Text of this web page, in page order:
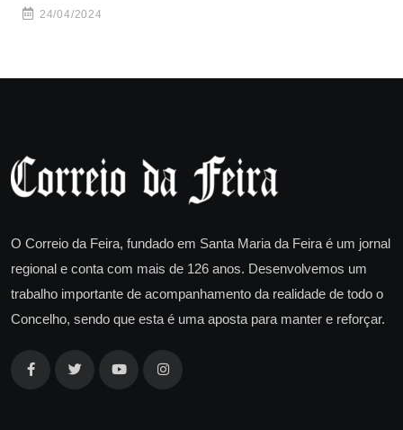
24/04/2024
O Correio da Feira, fundado em Santa Maria da Feira é um jornal
regional e conta com mais de 126 anos. Desenvolvemos um
trabalho importante de acompanhamento da realidade de todo o
Concelho, sendo que esta é uma aposta para manter e reforçar.